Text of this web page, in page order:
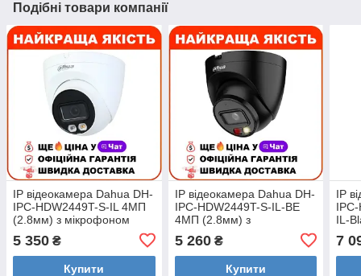
Подібні товари компанії
IP відеокамера Dahua DH-
IPC-HDW2449T-S-IL 4МП
(2.8мм) з мікрофоном
5 350 ₴
Купити
IP відеокамера Dahua DH-
IPC-HDW2449T-S-IL-BE
4МП (2.8мм) з
5 260₴
Купити
IP
IL-
7